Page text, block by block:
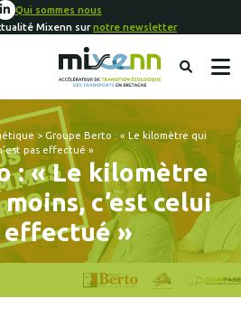
Qui sommes nous
Mixenn surnotre newsletter
> Groupe Berto : « Le kilomètre qui
pas effectué »
: « Le kilomètre
c’est celui
effectué »